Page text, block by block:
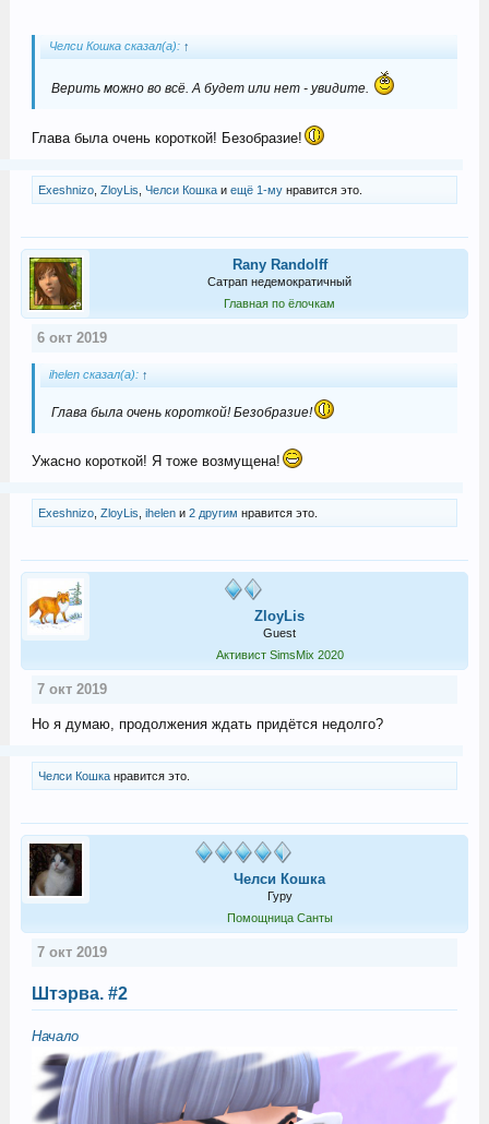
Челси Кошка сказал(а): ↑
Верить можно во всё. А будет или нет - увидите.
Глава была очень короткой! Безобразие!
Exeshnizo, ZloyLis Челси Кошкаи ещё 1-мунравится это.
Rany Randolff
Сатрап недемократичный
Главная по ёлочкам
6 окт 2019
ihelen сказал(а): ↑
Глава была очень короткой! Безобразие!
Ужасно короткой! Я тоже возмущена!
Exeshnizo, ZloyLis ihelenи 2 другим нравится это.
ZloyLis
Guest
Активист SimsMix 2020
7 окт 2019
Но я думаю, продолжения ждать придётся недолго?
Челси Кошканравится это.
Челси Кошка
Гуру
Помощница Санты
7 окт 2019
Штэрва. #2
Начало